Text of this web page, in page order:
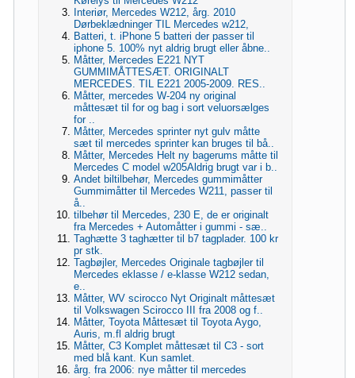
Interiør, Mercedes W212, årg. 2010
Dørbeklædninger TIL Mercedes w212,
Batteri, t. iPhone 5 batteri der passer til
iphone 5. 100% nyt aldrig brugt eller åbne..
Måtter, Mercedes E221 NYT
GUMMIMÅTTESÆT. ORIGINALT
MERCEDES. TIL E221 2005-2009. RES..
Måtter, mercedes W-204 ny original
måttesæt til for og bag i sort veluorsælges
for ..
Måtter, Mercedes sprinter nyt gulv måtte
sæt til mercedes sprinter kan bruges til bå..
Måtter, Mercedes Helt ny bagerums måtte til
Mercedes C model w205Aldrig brugt var i b..
Andet biltilbehør, Mercedes gummimåtter
Gummimåtter til Mercedes W211, passer til
å..
tilbehør til Mercedes, 230 E, de er originalt
fra Mercedes + Automåtter i gummi - sæ..
Taghætte 3 taghætter til b7 tagplader. 100 kr
pr stk.
Tagbøjler, Mercedes Originale tagbøjler til
Mercedes eklasse / e-klasse W212 sedan,
e..
Måtter, WV scirocco Nyt Originalt måttesæt
til Volkswagen Scirocco III fra 2008 og f..
Måtter, Toyota Måttesæt til Toyota Aygo,
Auris, m.fl aldrig brugt
Måtter, C3 Komplet måttesæt til C3 - sort
med blå kant. Kun samlet.
årg. fra 2006: nye måtter til mercedes